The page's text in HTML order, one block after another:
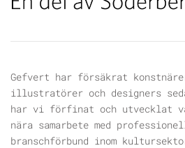
Gefvert har försäkrat
illustratörer och designers
har vi förfinat och utvecklat
nära samarbete med
branschförbund inom